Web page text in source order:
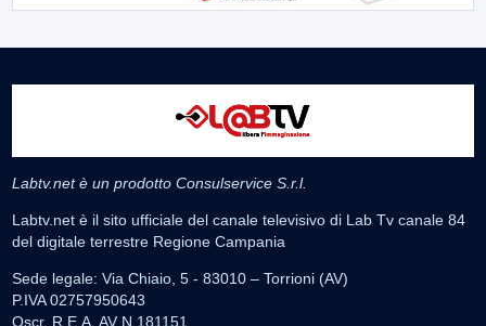
Labtv.net è un prodotto Consulservice S.r.l.
Labtv.net è il sito ufficiale del canale televisivo di Lab Tv canale 84
del digitale terrestre Regione Campania
Sede legale: Via Chiaio, 5 - 83010 – Torrioni (AV)
P.IVA 02757950643
Oscr. R.E.A. AV N.181151